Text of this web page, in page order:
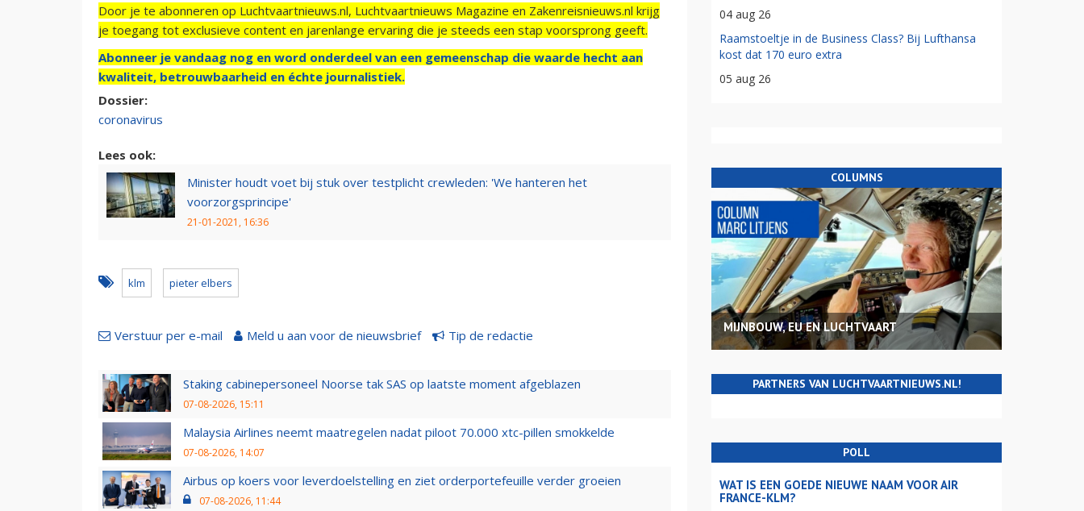
Door je te abonneren op Luchtvaartnieuws.nl, Luchtvaartnieuws Magazine en Zakenreisnieuws.nl krijg
je toegang tot exclusieve content en jarenlange ervaring die je steeds een stap voorsprong geeft.
Abonneer je vandaag nog en word onderdeel van een gemeenschap die waarde hecht aan
kwaliteit, betrouwbaarheid en échte journalistiek.
Dossier:
coronavirus
Lees ook:
Minister houdt voet bij stuk over testplicht crewleden: 'We hanteren het
voorzorgsprincipe'
21-01-2021, 16:36
klm pieter elbers
Verstuur per e-mail Meld u aan voor de nieuwsbrief Tip de redactie
Staking cabinepersoneel Noorse tak SAS op laatste moment afgeblazen
07-08-2026, 15:11
Malaysia Airlines neemt maatregelen nadat piloot 70.000 xtc-pillen smokkelde
07-08-2026, 14:07
Airbus op koers voor leverdoelstelling en ziet orderportefeuille verder groeien
07-08-2026, 11:44
04 aug 26
Raamstoeltje in de Business Class? Bij Lufthansa
kost dat 170 euro extra
05 aug 26
COLUMNS
MIJNBOUW, EU EN LUCHTVAART
PARTNERS VAN LUCHTVAARTNIEUWS.NL!
POLL
WAT IS EEN GOEDE NIEUWE NAAM VOOR AIR
FRANCE-KLM?